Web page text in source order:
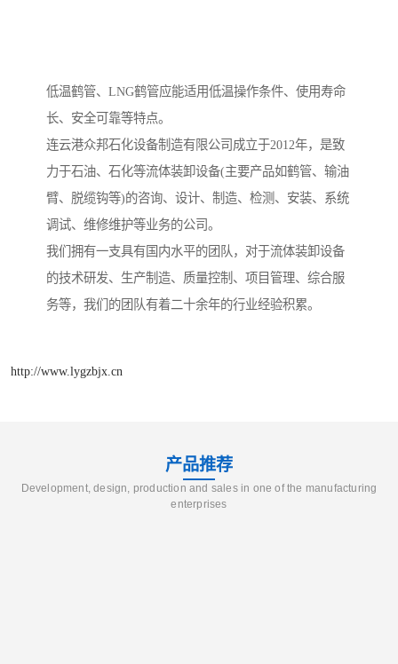
低温鹤管、LNG鹤管应能适用低温操作条件、使用寿命
长、安全可靠等特点。
连云港众邦石化设备制造有限公司成立于2012年，是致
力于石油、石化等流体装卸设备(主要产品如鹤管、输油
臂、脱缆钩等)的咨询、设计、制造、检测、安装、系统
调试、维修维护等业务的公司。
我们拥有一支具有国内水平的团队，对于流体装卸设备
的技术研发、生产制造、质量控制、项目管理、综合服
务等，我们的团队有着二十余年的行业经验积累。
http://www.lygzbjx.cn
产品推荐
Development, design, production and sales in one of the manufacturing
enterprises